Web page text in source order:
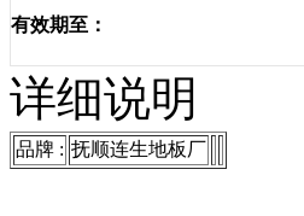
有效期至：
详细说明
品牌 : 抚顺连生地板厂